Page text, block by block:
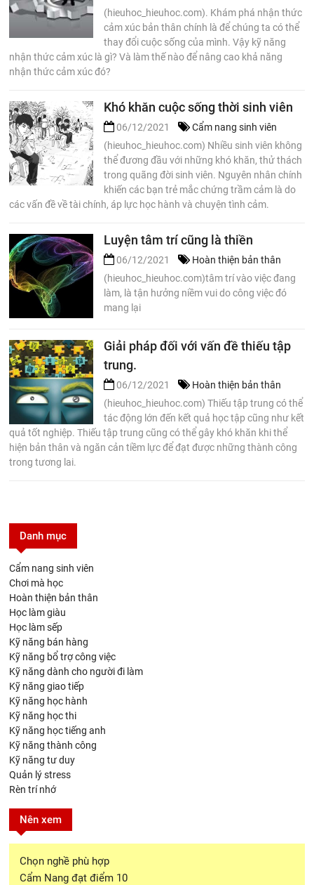
(hieuhoc_hieuhoc.com). Khám phá nhận thức
cảm xúc bản thân chính là để chúng ta có thể
thay đổi cuộc sống của mình. Vậy kỹ năng
nhận thức cảm xúc là gì? Và làm thế nào để nâng cao khả năng
nhận thức cảm xúc đó?
Khó khăn cuộc sống thời sinh viên
06/12/2021
Cẩm nang sinh viên
(hieuhoc_hieuhoc.com) Nhiều sinh viên không
thể đương đầu với những khó khăn, thử thách
trong quãng đời sinh viên. Nguyên nhân chính
khiến các bạn trẻ mắc chứng trầm cảm là do
các vấn đề về tài chính, áp lực học hành và chuyện tình cảm.
Luyện tâm trí cũng là thiền
06/12/2021
Hoàn thiện bản thân
(hieuhoc_hieuhoc.com)tâm trí vào việc đang
làm, là tận hưởng niềm vui do công việc đó
mang lại
Giải pháp đối với vấn đề thiếu tập
trung.
06/12/2021
Hoàn thiện bản thân
(hieuhoc_hieuhoc.com) Thiếu tập trung có thể
tác động lớn đến kết quả học tập cũng như kết
quả tốt nghiệp. Thiếu tập trung cũng có thể gây khó khăn khi thể
hiện bản thân và ngăn cản tiềm lực để đạt được những thành công
trong tương lai.
Danh mục
Cẩm nang sinh viên
Chơi mà học
Hoàn thiện bản thân
Học làm giàu
Học làm sếp
Kỹ năng bán hàng
Kỹ năng bổ trợ công việc
Kỹ năng dành cho người đi làm
Kỹ năng giao tiếp
Kỹ năng học hành
Kỹ năng học thi
Kỹ năng học tiếng anh
Kỹ năng thành công
Kỹ năng tư duy
Quản lý stress
Rèn trí nhớ
Nên xem
Chọn nghề phù hợp
Cẩm Nang đạt điểm 10